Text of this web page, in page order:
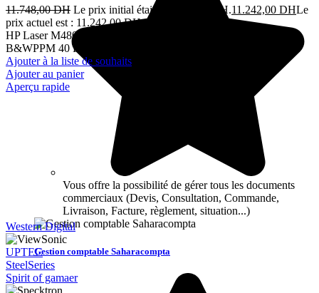
Vous offre la possibilité de gérer tous les documents
commerciaux (Devis, Consultation, Commande,
Livraison, Facture, règlement, situation...)
Gestion comptable Saharacompta
11.748,00DH Le prix initial était : 11.748,00 DH.11.242,00 DHLe
prix actuel est : 11.242,00 DH.
HP Laser M480f MFP 4en1 Réseau Couleur A4 Recto Verso 40
B&WPPM 40 PPMCOL 40 12M
Ajouter à la liste de souhaits
Ajouter au panier
Aperçu rapide
Western Digital
UPTEC
SteelSeries
Spirit of gamaer